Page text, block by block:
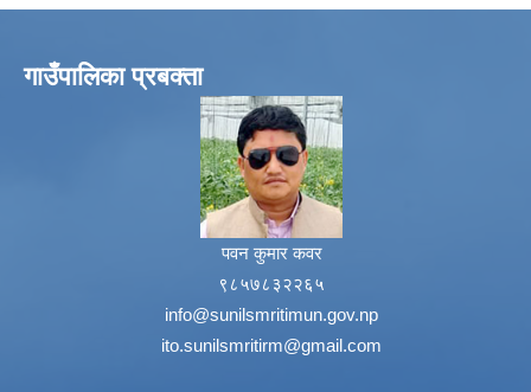
गाउँपालिका प्रबक्ता
पवन कुमार कवर
९८५७८३२२६५
info@sunilsmritimun.gov.np
ito.sunilsmritirm@gmail.com